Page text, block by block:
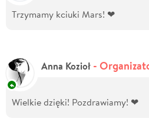
Trzymamy kciuki Mars! ❤
Anna Kozioł -
Wielkie dzięki! Pozdrawiamy! ❤